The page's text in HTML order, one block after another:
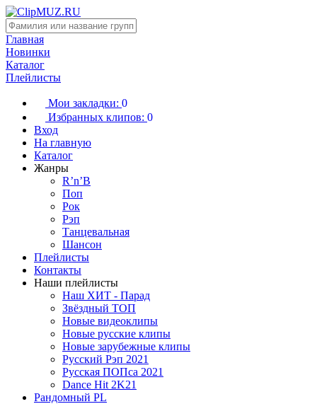
Главная
Новинки
Каталог
Плейлисты
Мои закладки: 0
Избранных клипов: 0
Вход
На главную
Каталог
Жанры
R’n’B
Поп
Рок
Рэп
Танцевальная
Шансон
Плейлисты
Контакты
Наши плейлисты
Наш ХИТ - Парад
Звёздный ТОП
Новые видеоклипы
Новые русские клипы
Новые зарубежные клипы
Русский Рэп 2021
Русская ПОПса 2021
Dance Hit 2K21
Рандомный PL